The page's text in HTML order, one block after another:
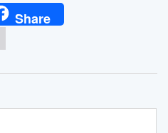
Share